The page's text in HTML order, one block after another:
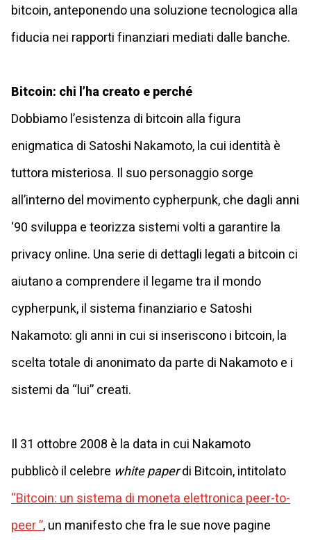
bitcoin, anteponendo una soluzione tecnologica alla
fiducia nei rapporti finanziari mediati dalle banche.
Bitcoin: chi l’ha creato e perché
Dobbiamo l’esistenza di bitcoin alla figura
enigmatica di Satoshi Nakamoto, la cui identità è
tuttora misteriosa. Il suo personaggio sorge
all’interno del movimento cypherpunk, che dagli anni
‘90 sviluppa e teorizza sistemi volti a garantire la
privacy online. Una serie di dettagli legati a bitcoin ci
aiutano a comprendere il legame tra il mondo
cypherpunk, il sistema finanziario e Satoshi
Nakamoto: gli anni in cui si inseriscono i bitcoin, la
scelta totale di anonimato da parte di Nakamoto e i
sistemi da “lui” creati.
Il 31 ottobre 2008 è la data in cui Nakamoto
pubblicò il celebre white paperdi Bitcoin, intitolato
“Bitcoin: un sistema di moneta elettronica peer-to-
peer ”, un manifesto che fra le sue nove pagine